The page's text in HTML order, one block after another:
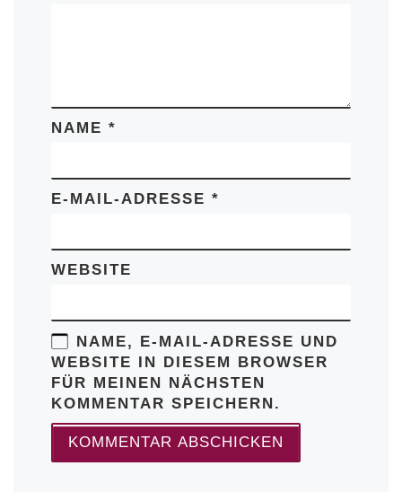
NAME*
E-MAIL-ADRESSE*
WEBSITE
NAME, E-MAIL-ADRESSE UND
WEBSITE IN DIESEM BROWSER
FÜR MEINEN NÄCHSTEN
KOMMENTAR SPEICHERN.